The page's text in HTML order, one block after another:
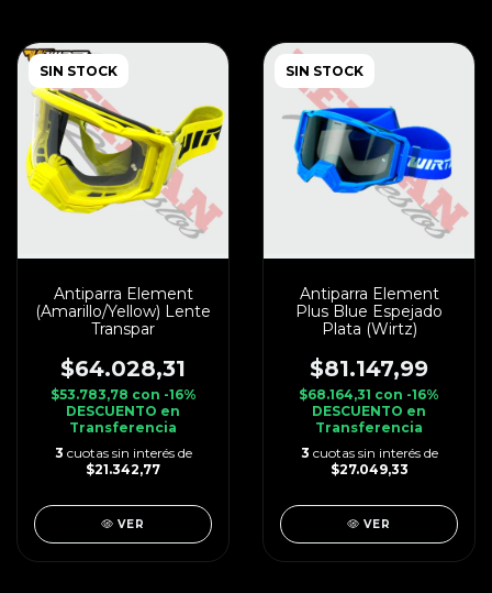
SIN STOCK
Antiparra Element
(Amarillo/Yellow) Lente
Transpar
$64.028,31
$53.783,78 con -16%
DESCUENTO en
Transferencia
3 cuotas sin interés de
$21.342,77
VER
SIN STOCK
Antiparra Element
Plus Blue Espejado
Plata (Wirtz)
$81.147,99
$68.164,31 con -16%
DESCUENTO en
Transferencia
3 cuotas sin interés de
$27.049,33
VER